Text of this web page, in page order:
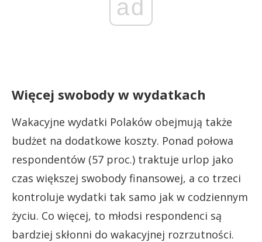
ad
Więcej swobody w wydatkach
Wakacyjne wydatki Polaków obejmują także
budżet na dodatkowe koszty. Ponad połowa
respondentów (57 proc.) traktuje urlop jako
czas większej swobody finansowej, a co trzeci
kontroluje wydatki tak samo jak w codziennym
życiu. Co więcej, to młodsi respondenci są
bardziej skłonni do wakacyjnej rozrzutności.